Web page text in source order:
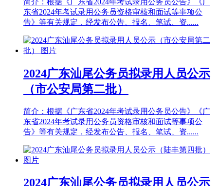
东省2024年考试录用公务员资格审核和面试等事项公
告》等有关规定，经发布公告、报名、笔试、资......
2024广东汕尾公务员拟录用人员公示
（市公安局第二批）
简介：根据《广东省2024年考试录用公务员公告》《广
东省2024年考试录用公务员资格审核和面试等事项公
告》等有关规定，经发布公告、报名、笔试、资......
2024广东汕尾公务员拟录用人员公示